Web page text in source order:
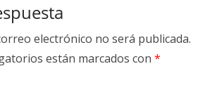
electrónico no será publicada.
están marcados con *